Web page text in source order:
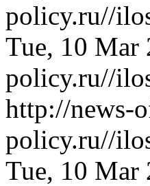
policy.ru//
Tue, 10 Mar
policy.ru//
http://news-
policy.ru//
Tue, 10 Mar